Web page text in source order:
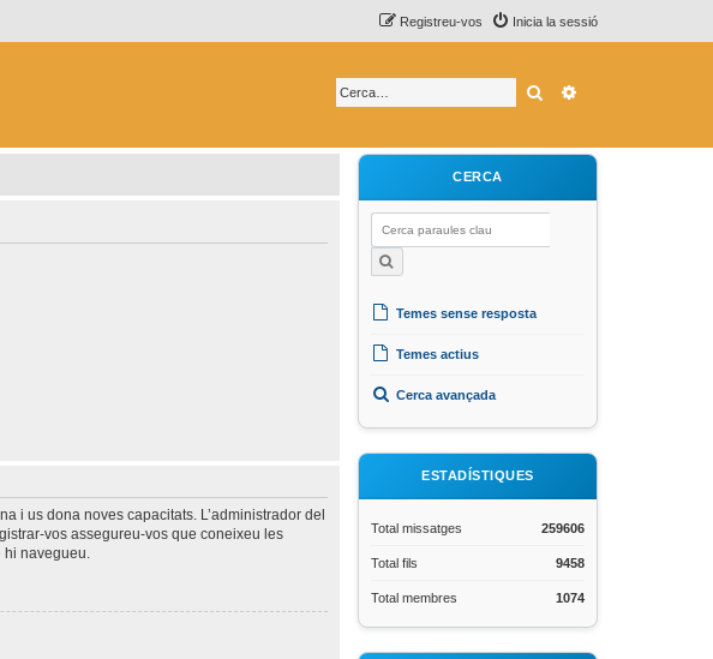
Inicia la sessió
Registreu-vos
Cerca
i us dona noves capacitats. L’administrador del
vos assegureu-vos que coneixeu les
navegueu.
CERCA
Temes sense resposta
Temes actius
Cerca avançada
ESTADÍSTIQUES
Total missatges 259606
Total fils 9458
Total membres 1074